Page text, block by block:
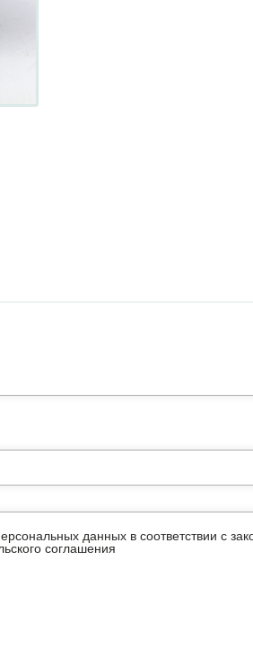
данных в соответствии с
соглашения